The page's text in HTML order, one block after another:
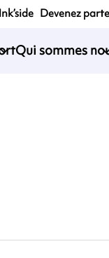
Ink’side Devenez
Qui sommes